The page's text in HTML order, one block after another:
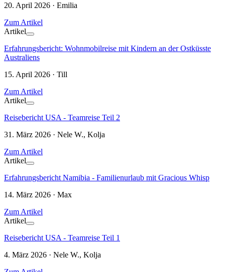
20. April 2026 · Emilia
Zum Artikel
Artikel
Erfahrungsbericht: Wohnmobilreise mit Kindern an der Ostküsste
Australiens
15. April 2026 · Till
Zum Artikel
Artikel
Reisebericht USA - Teamreise Teil 2
31. März 2026 · Nele W., Kolja
Zum Artikel
Artikel
Erfahrungsbericht Namibia - Familienurlaub mit Gracious Whisp
14. März 2026 · Max
Zum Artikel
Artikel
Reisebericht USA - Teamreise Teil 1
4. März 2026 · Nele W., Kolja